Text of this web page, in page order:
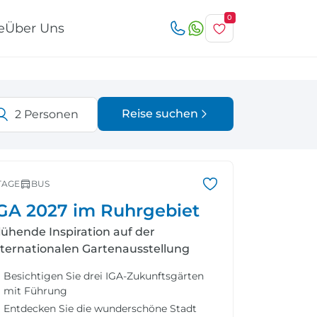
Über Uns
0
Schweiz
Nordeuropa
2 Personen Reise suchen
BUS
2027 im Ruhrgebiet
Inspiration auf der
Gartenausstellung
Besichtigen Sie drei IGA-Zukunftsgärten
mit Führung
Entdecken Sie die wunderschöne Stadt